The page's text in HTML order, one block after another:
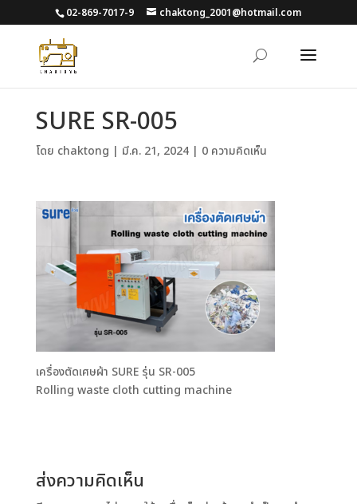
02-869-7017-9 chaktong_2001@hotmail.com
SURE SR-005
โดย chaktong | มี.ค. 21, 2024| 0 ความคิดเห็น
เครื่องตัดเศษผ้า SURE รุ่น SR-005
Rolling waste cloth cutting machine
ส่งความคิดเห็น